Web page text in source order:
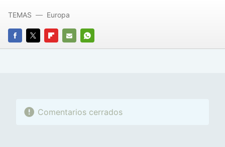
FACEBOOK
TWITTERFLIPBOARD
E-
WHATSAPP
TEMAS Europa
Comentarios cerrados